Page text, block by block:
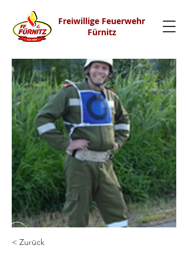
Freiwillige Feuerwehr
Fürnitz
< Zurück